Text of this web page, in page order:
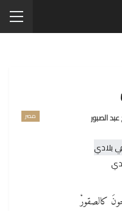
مصر الصبور
كالصقورْ